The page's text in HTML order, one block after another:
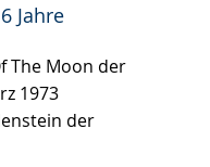
Jahre
The Moon der
1973
der